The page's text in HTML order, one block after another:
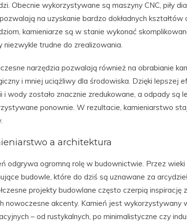
Obecnie wykorzystywane są maszyny CNC, piły
na uzyskanie bardzo dokładnych
kamieniarze są w stanie wykonać
niezwykle trudne do zrealizowania.
narzędzia pozwalają również na obrabianie
i mniej uciążliwy dla środowiska. Dzięki lepszej
i wody zostało znacznie zredukowane, a odpady są
ponownie. W rezultacie, kamieniarstwo
a architektura
odgrywa ogromną rolę w budownictwie. Przez
budowle, które do dziś są uznawane za
projekty budowlane często czerpią inspirację
nowoczesne akcenty. Kamień jest wykorzystywany
– od rustykalnych, po minimalistyczne czy